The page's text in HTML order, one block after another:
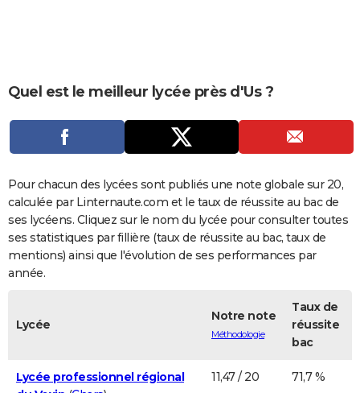
CARTE DE VOEUX
Carte de Noël
Carte Bonne année
Carte Saint-Valentin
Carte Pâques
Carte d'anniversaire
DICTIONNAIRE
COPAINS D'AVANT
S'inscrire
Se connecter
Lycées
Collèges
Primaires
Universités
Entreprises
Service militaire
Avis de recherche
AVIS DE DÉCÈS
FORUM
Quel est le meilleur lycée près d'Us ?
Pour chacun des lycées sont publiés une note globale sur 20,
calculée par Linternaute.com et le taux de réussite au bac de
ses lycéens. Cliquez sur le nom du lycée pour consulter toutes
ses statistiques par fillière (taux de réussite au bac, taux de
mentions) ainsi que l'évolution de ses performances par
année.
Lycée
Notre note
Méthodologie
Taux de
réussite
bac
Lycée professionnel régional
11,47 / 20 71,7 %